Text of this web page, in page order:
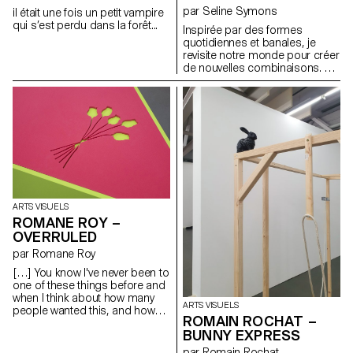
il était une fois un petit vampire
qui s’est perdu dans la forêt...
par Seline Symons
Inspirée par des formes
quotidiennes et banales, je
revisite notre monde pour créer
de nouvelles combinaisons. Un
jeu d'émerveillement enfantin.
Place au jeu, à l'imagination et à
l'interprétation personnelle.
ARTS VISUELS
ROMANE ROY –
OVERRULED
par Romane Roy
[…] You know I've never been to
one of these things before and
when I think about how many
people wanted this, and how
ARTS VISUELS
ROMAIN ROCHAT –
BUNNY EXPRESS